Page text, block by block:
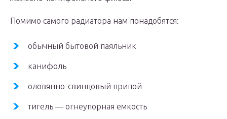
Помимо самого радиатора нам понадобятся:
обычный бытовой паяльник
канифоль
оловянно-свинцовый припой
тигель — огнеупорная емкость